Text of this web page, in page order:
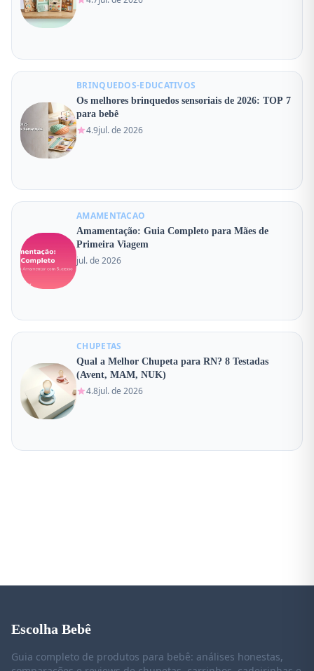
BRINQUEDOS-EDUCATIVOS
Os melhores brinquedos sensoriais de 2026: TOP 7
para bebê
4.9jul. de 2026
AMAMENTACAO
Amamentação: Guia Completo para Mães de
Primeira Viagem
jul. de 2026
CHUPETAS
Qual a Melhor Chupeta para RN? 8 Testadas
(Avent, MAM, NUK)
4.8jul. de 2026
Escolha Bebê
Guia completo de produtos para bebê: análises honestas,